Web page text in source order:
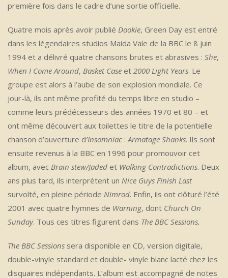
première fois dans le cadre d’une sortie officielle.
Quatre mois après avoir publié Dookie, Green Day est entré
dans les légendaires studios Maida Vale de la BBC le 8 juin
1994 et a délivré quatre chansons brutes et abrasives : She,
When I Come Around, Basket Case et 2000 Light Years. Le
groupe est alors à l’aube de son explosion mondiale. Ce
jour-là, ils ont même profité du temps libre en studio –
comme leurs prédécesseurs des années 1970 et 80 – et
ont même découvert aux toilettes le titre de la potentielle
chanson d’ouverture d’Insomniac :Armatage Shanks. Ils sont
ensuite revenus à la BBC en 1996 pour promouvoir cet
album, avec Brain stew/Jaded et Walking Contradictions. Deux
ans plus tard, ils interprètent un Nice Guys Finish Last
survolté, en pleine période Nimrod. Enfin, ils ont clôturé l’été
2001 avec quatre hymnes de Warning, dont Church On
Sunday. Tous ces titres figurent dans The BBC Sessions.
The BBC Sessions sera disponible en CD, version digitale,
double-vinyle standard et double- vinyle blanc lacté chez les
disquaires indépendants. L’album est accompagné de notes